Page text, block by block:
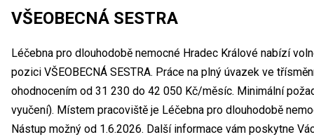
VŠEOBECNÁ SESTRA
Léčebna pro dlouhodobě nemocné Hradec Králové nabízí
pozici VŠEOBECNÁ SESTRA. Práce na plný úvazek ve
ohodnocením od 31 230 do 42 050 Kč/měsíc. Minimální
vyučení). Místem pracoviště je Léčebna pro dlouhodobě
Nástup možný od 1.6.2026. Další informace vám poskytne